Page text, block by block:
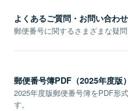
よくあるご質問・お問い合わせ
郵便番号に関するさまざまな疑問
郵便番号簿PDF（2025年度版）
2025年度版郵便番号簿をPDF形
す。